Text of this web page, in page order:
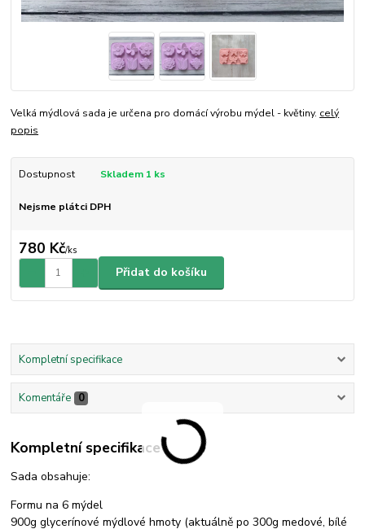
Velká mýdlová sada je určena pro domácí výrobu mýdel - květiny. celý
popis
Dostupnost Skladem 1 ks
Nejsme plátci DPH
780 Kč/ks
Přidat do košíku
Kompletní specifikace
Komentáře 0
Kompletní specifikace
Sada obsahuje:
Formu na 6 mýdel
900g glycerínové mýdlové hmoty (aktuálně po 300g medové, bílé